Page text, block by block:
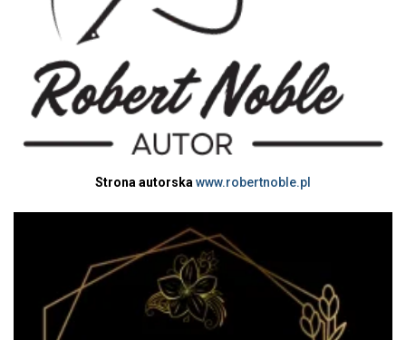
Strona autorska www.robertnoble.pl